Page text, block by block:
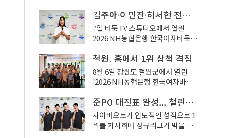
이 여수 세계섬박람회에 2-1로 승리
하며 3연패 사슬을 끊었다. 경기 전
까지 두 팀은 나란히 3연패의 늪에
빠지며 반등이 절실하던 상황. 특히
여수의 조승아(2승 6패)와 보령의
김다영(1승 6패) 이 부진을 겪는 가
운데, 어느 팀 에이스가 먼저 연패를
끊고 팀을 구해낼 수 있을지 관심을
모았다.
김주아·이민진·허서현 전원 승리… 평택, 부안 꺾고 5연승
7일 바둑TV 스튜디오에서 열린
2026 NH농협은행 한국여자바둑리
시티산단이 부안 붉은노을을 3-0로
꺾고 단독 3위에 이름을 올렸다. 경
기 전까지 두 팀은 나란히 5승 3패를
기록하며 부안 붉은노을이 3위, 평
택 브레인시티가 4위에 자리해 치열
한 순위 다툼을 예고했다. 전반기 두
팀의 맞대결에서는 평택의 외국인
선수 우이밍이 부안의 에이스 오유
철원, 홈에서 1위 삼척 격침
8월 6일 강원도 철원군에서 열린
'2026 NH농협은행 한국여자바둑
투어)에서 홈팀 철원한탄강 주상절
리길이 H2 DREAM 삼척을 2-1로
제압했다. 리그 1, 2위가 맞붙어 '미
리 보는 결승전'으로 이목을 끈 이번
준PO 대진표 완성... 챌린지 바둑리그 정규리그 종료
사이버오로가 압도적인 성적으로 1
위를 차지하며 정규리그가 막을 내